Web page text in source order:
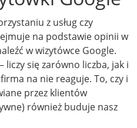
z usług czy
na podstawie opinii w
w wizytówce Google.
się zarówno liczba, jak i
na nie reaguje. To, czy i
przez klientów
również buduje nasz